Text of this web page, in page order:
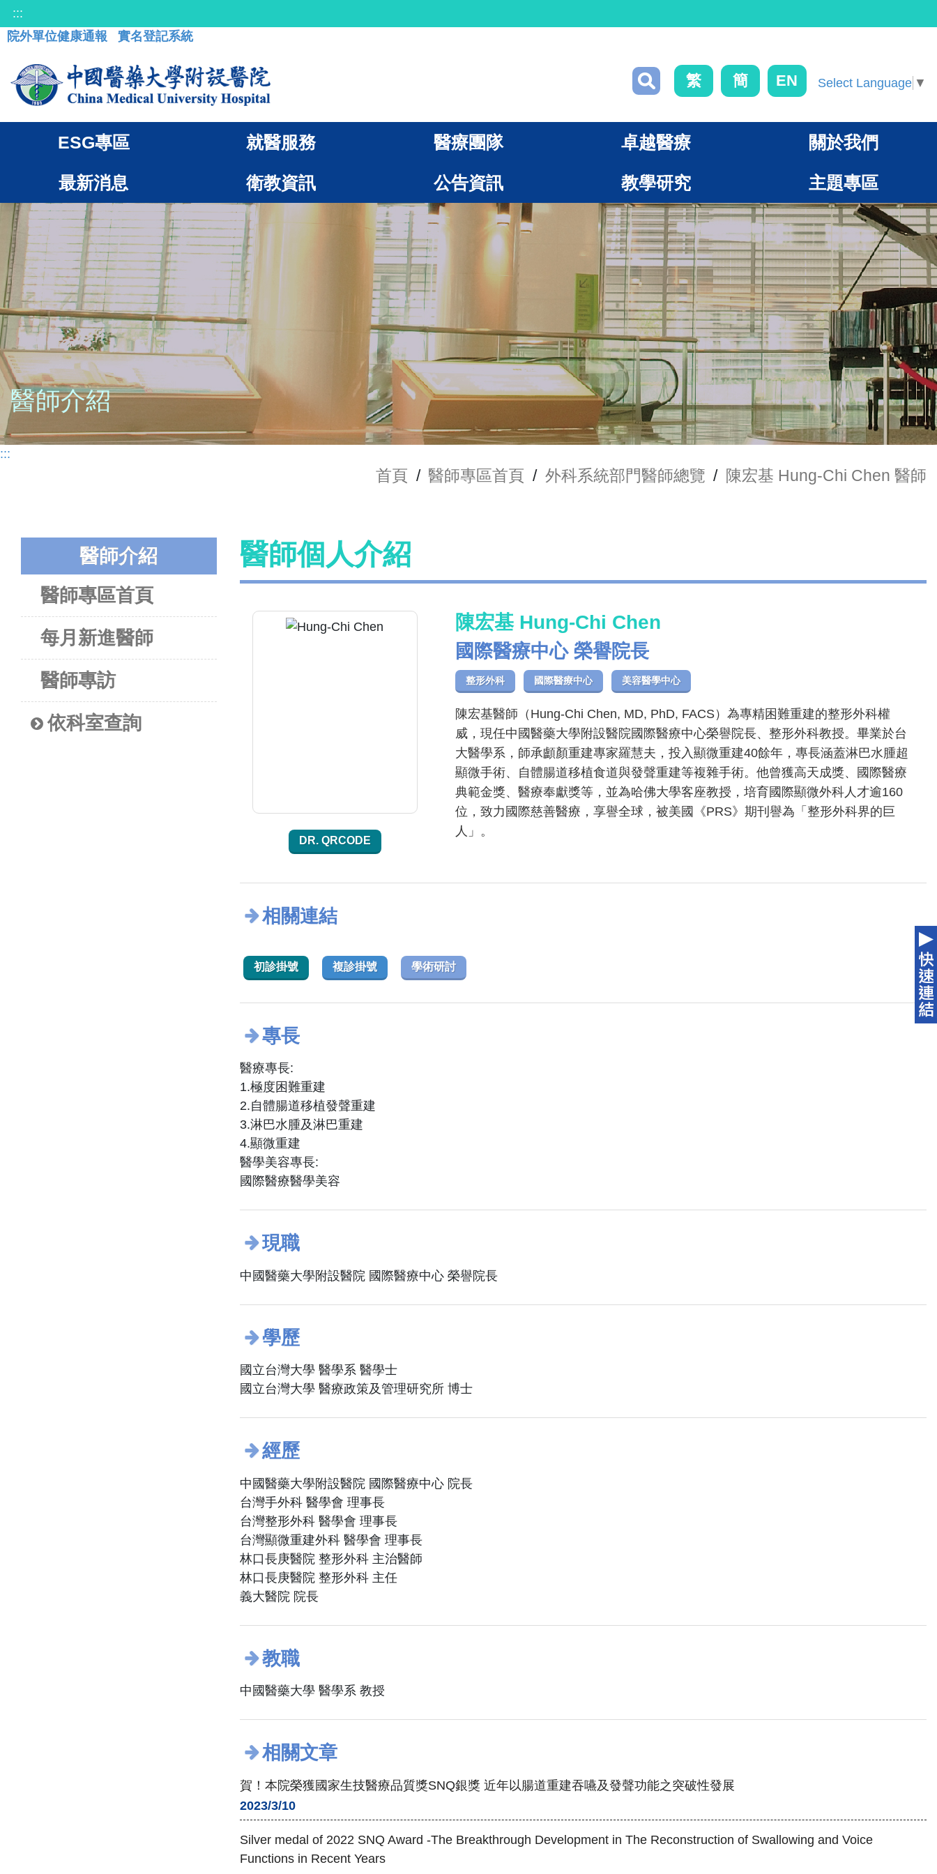
:::
院外單位健康通報
實名登記系統
繁 簡 EN Select Language ▼
ESG專區 就醫服務 醫療團隊 卓越醫療 關於我們
最新消息 衛教資訊 公告資訊 教學研究 主題專區
醫師介紹
:::
首頁 / 醫師專區首頁 / 外科系統部門醫師總覽 / 陳宏基 Hung-Chi Chen 醫師
醫師介紹
醫師專區首頁
每月新進醫師
醫師專訪
依科室查詢
醫師個人介紹
DR. QRCODE
陳宏基 Hung-Chi Chen
國際醫療中心 榮譽院長
整形外科 國際醫療中心 美容醫學中心
陳宏基醫師（Hung-Chi Chen, MD, PhD, FACS）為專精困難重建的整形外科權
威，現任中國醫藥大學附設醫院國際醫療中心榮譽院長、整形外科教授。畢業於台
大醫學系，師承顱顏重建專家羅慧夫，投入顯微重建40餘年，專長涵蓋淋巴水腫超
顯微手術、自體腸道移植食道與發聲重建等複雜手術。他曾獲高天成獎、國際醫療
典範金獎、醫療奉獻獎等，並為哈佛大學客座教授，培育國際顯微外科人才逾160
位，致力國際慈善醫療，享譽全球，被美國《PRS》期刊譽為「整形外科界的巨
人」。
相關連結
初診掛號 複診掛號 學術研討
專長
醫療專長:
1.極度困難重建
2.自體腸道移植發聲重建
3.淋巴水腫及淋巴重建
4.顯微重建
醫學美容專長:
國際醫療醫學美容
現職
中國醫藥大學附設醫院 國際醫療中心 榮譽院長
學歷
國立台灣大學 醫學系 醫學士
國立台灣大學 醫療政策及管理研究所 博士
經歷
中國醫藥大學附設醫院 國際醫療中心 院長
台灣手外科 醫學會 理事長
台灣整形外科 醫學會 理事長
台灣顯微重建外科 醫學會 理事長
林口長庚醫院 整形外科 主治醫師
林口長庚醫院 整形外科 主任
義大醫院 院長
教職
中國醫藥大學 醫學系 教授
相關文章
賀！本院榮獲國家生技醫療品質獎SNQ銀獎 近年以腸道重建吞嚥及發聲功能之突破性發展
2023/3/10
Silver medal of 2022 SNQ Award -The Breakthrough Development in The Reconstruction of Swallowing and Voice
Functions in Recent Years